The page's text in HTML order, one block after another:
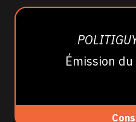
Émission